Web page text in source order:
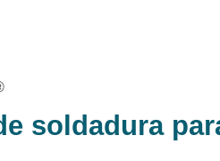
soldadura